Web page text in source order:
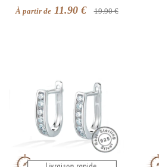
À partir de11.90 € 19.90 €